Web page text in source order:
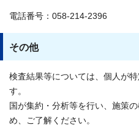
電話番号：058-214-2396
その他
検査結果等については、個人が
す。
国が集約・分析等を行い、施策
め、ご了解ください。